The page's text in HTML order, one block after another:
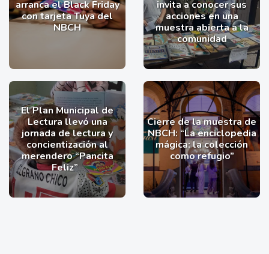
arranca el Black Friday
con tarjeta Tuya del
NBCH
invita a conocer sus
acciones en una
muestra abierta a la
comunidad
El Plan Municipal de
Lectura llevó una
jornada de lectura y
concientización al
merendero “Pancita
Feliz”
Cierre de la muestra de
NBCH: “La enciclopedia
mágica: la colección
como refugio”